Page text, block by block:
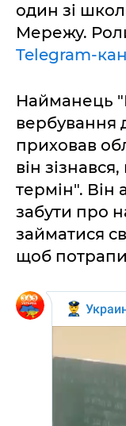
один зі
Мережу.
Telegram-
Найманець
вербування
приховав
він
термін". Він
забути про
займатися
щоб